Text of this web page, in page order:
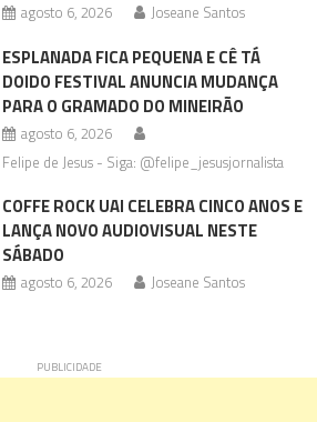
agosto 6, 2026 Joseane Santos
ESPLANADA FICA PEQUENA E CÊ TÁ
DOIDO FESTIVAL ANUNCIA MUDANÇA
PARA O GRAMADO DO MINEIRÃO
agosto 6, 2026
Felipe de Jesus - Siga: @felipe_jesusjornalista
COFFE ROCK UAI CELEBRA CINCO ANOS E
LANÇA NOVO AUDIOVISUAL NESTE
SÁBADO
agosto 6, 2026 Joseane Santos